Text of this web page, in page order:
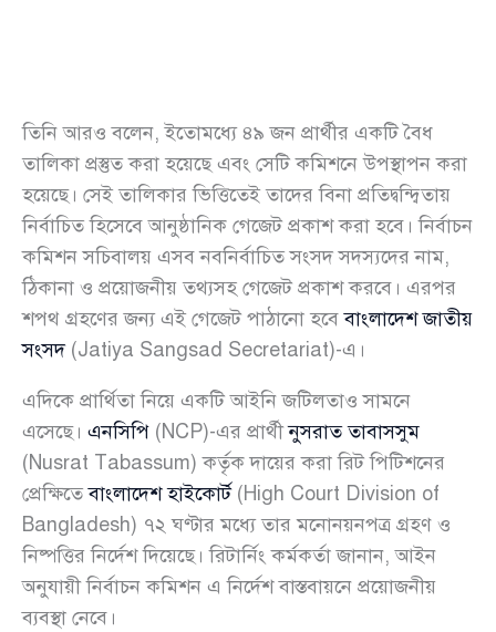
তিনি আরও বলেন, ইতোমধ্যে ৪৯ জন প্রার্থীর একটি বৈধ
তালিকা প্রস্তুত করা হয়েছে এবং সেটি কমিশনে উপস্থাপন করা
হয়েছে। সেই তালিকার ভিত্তিতেই তাদের বিনা প্রতিদ্বন্দ্বিতায়
নির্বাচিত হিসেবে আনুষ্ঠানিক গেজেট প্রকাশ করা হবে। নির্বাচন
কমিশন সচিবালয় এসব নবনির্বাচিত সংসদ সদস্যদের নাম,
ঠিকানা ও প্রয়োজনীয় তথ্যসহ গেজেট প্রকাশ করবে। এরপর
শপথ গ্রহণের জন্য এই গেজেট পাঠানো হবেবাংলাদেশ জাতীয়
সংসদ(Jatiya Sangsad Secretariat)-এ।
এদিকে প্রার্থিতা নিয়ে একটি আইনি জটিলতাও সামনে
এসেছে। এনসিপি (NCP)-এর প্রার্থীনুসরাত তাবাসসুম
(Nusrat Tabassum) কর্তৃক দায়ের করা রিট পিটিশনের
প্রেক্ষিতেবাংলাদেশ হাইকোর্ট(High Court Division of
Bangladesh) ৭২ ঘণ্টার মধ্যে তার মনোনয়নপত্র গ্রহণ ও
নিষ্পত্তির নির্দেশ দিয়েছে। রিটার্নিং কর্মকর্তা জানান, আইন
অনুযায়ী নির্বাচন কমিশন এ নির্দেশ বাস্তবায়নে প্রয়োজনীয়
ব্যবস্থা নেবে।